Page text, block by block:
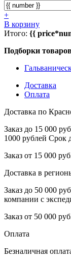
+
В корзину
Итого: {{
Подборки
Доставка
Оплата
Доставка по
Заказ до 15 000
1000 рублей Срок
Заказ от 15 000
Доставка в
Заказ до 50 000
компании с
Заказ от 50 000
Оплата
Безналичная